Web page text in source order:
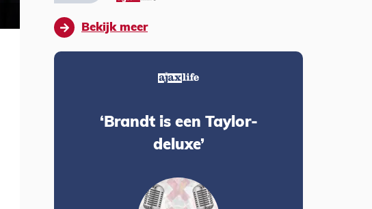
Bekijk meer
‘Brandt is een Taylor-
deluxe’